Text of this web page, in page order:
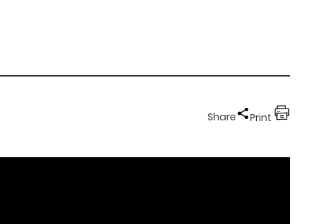
Share Print